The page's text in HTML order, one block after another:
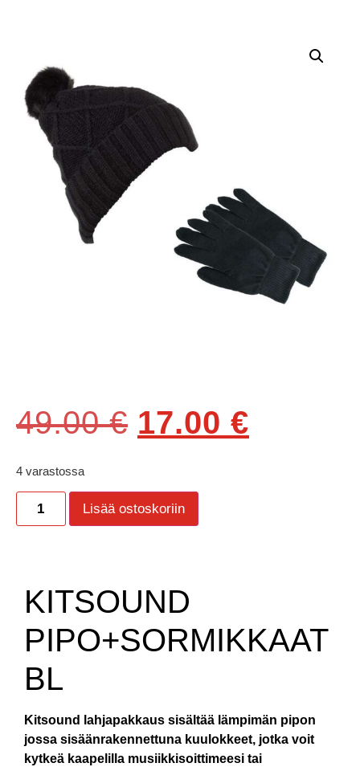
49.00€ 17.00 €
4 varastossa
Lisää ostoskoriin
KITSOUND
PIPO+SORMIKKAAT
BL
Kitsound lahjapakkaus sisältää lämpimän pipon
jossa sisäänrakennettuna kuulokkeet, jotka voit
kytkeä kaapelilla musiikkisoittimeesi tai